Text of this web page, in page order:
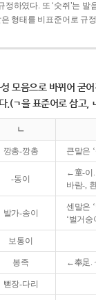
정하였다. 또 ‘숫쥐’는 발
은 형태를 비표준어로 규
모음으로 바뀌어 굳
.(ㄱ을 표준어로 삼고,
ㄴ
깡총-깡총 큰말은
-동이
←童-이.
바람-,
발가-송이
센말은
‘벌거숭
보통이
봉족 ←奉足.
뻗장-다리